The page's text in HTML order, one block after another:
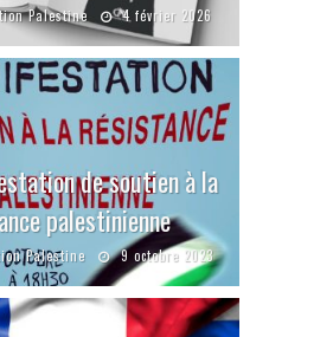
Palestine 4 février 2026
de soutien à la
palestinienne
Palestine 9 octobre 2023